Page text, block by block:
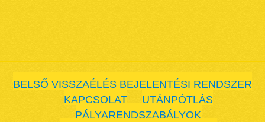
BELSŐ VISSZAÉLÉS BEJELENTÉSI RENDSZER
KAPCSOLAT
UTÁNPÓTLÁS
PÁLYARENDSZABÁLYOK